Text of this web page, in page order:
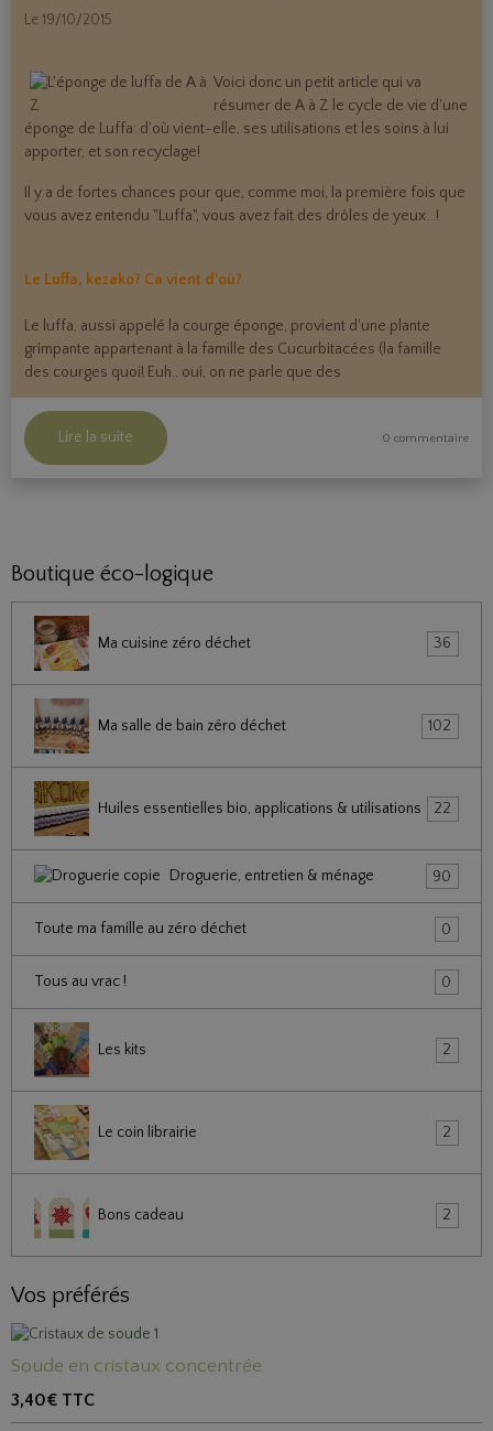
Le 19/10/2015
Voici donc un petit article qui va
résumer de A à Z le cycle de vie d'une
éponge de Luffa: d'où vient-elle, ses utilisations et les soins à lui
apporter, et son recyclage!
Il y a de fortes chances pour que, comme moi, la première fois que
vous avez entendu "Luffa", vous avez fait des drôles de yeux...!
Le Luffa, kezako? Ca vient d'où?
Le luffa, aussi appelé la courge éponge, provient d'une plante
grimpante appartenant à la famille des Cucurbitacées (la famille
des courges quoi! Euh.. oui, on ne parle que des
Lire la suite 0 commentaire
Boutique éco-logique
Ma cuisine zéro déchet 36
Ma salle de bain zéro déchet 102
Huiles essentielles bio, applications & utilisations 22
Droguerie, entretien & ménage 90
Toute ma famille au zéro déchet 0
Tous au vrac ! 0
Les kits 2
Le coin librairie 2
Bons cadeau 2
Vos préférés
Soude en cristaux concentrée
3,40€ TTC